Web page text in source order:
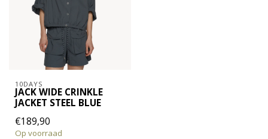
10DAYS
JACK WIDE CRINKLE
JACKET STEEL BLUE
€189,90
Op voorraad